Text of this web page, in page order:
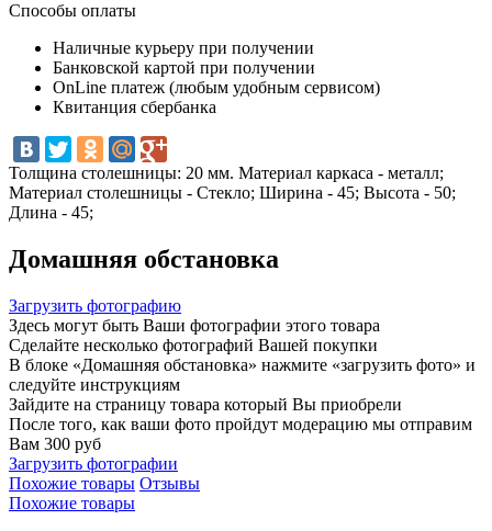
Способы оплаты
Наличные курьеру при получении
Банковской картой при получении
OnLine платеж (любым удобным сервисом)
Квитанция сбербанка
Толщина столешницы: 20 мм. Материал каркаса - металл;
Материал столешницы - Стекло; Ширина - 45; Высота - 50;
Длина - 45;
Домашняя обстановка
Загрузить фотографию
Здесь могут быть Ваши фотографии этого товара
Сделайте несколько фотографий Вашей покупки
В блоке «Домашняя обстановка» нажмите «загрузить фото» и
следуйте инструкциям
Зайдите на страницу товара который Вы приобрели
После того, как ваши фото пройдут модерацию мы отправим
Вам 300 руб
Загрузить фотографии
Похожие товары Отзывы
Похожие товары